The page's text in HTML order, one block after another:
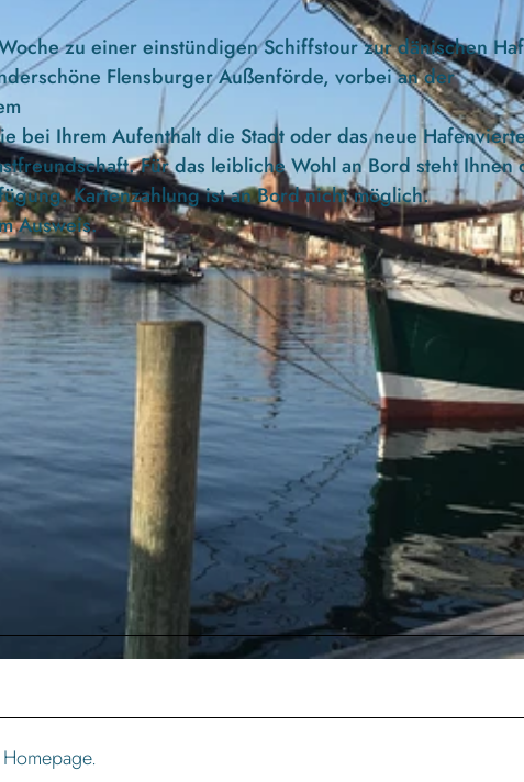
zu einer einstündigen Schiffstour zur dänischen
Flensburger Außenförde, vorbei an der
bei Ihrem Aufenthalt die Stadt oder das neue
Für das leibliche Wohl an Bord steht Ihnen
Kartenzahlung ist an Bord nicht möglich.
Ausweis.